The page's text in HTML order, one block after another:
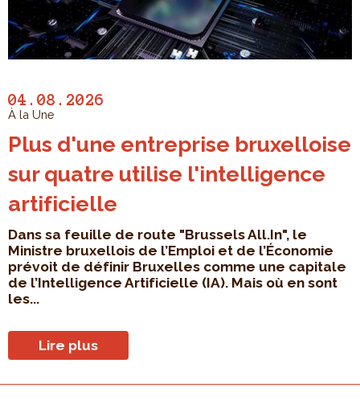
04.08.2026
À la Une
Plus d'une entreprise bruxelloise
sur quatre utilise l'intelligence
artificielle
Dans sa feuille de route "Brussels All.In", le
Ministre bruxellois de l’Emploi et de l’Économie
prévoit de définir Bruxelles comme une capitale
de l’Intelligence Artificielle (IA). Mais où en sont
les...
Lire plus